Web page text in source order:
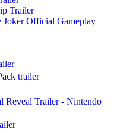
Trailer
Official Gameplay
trailer
Reveal Trailer - Nintendo